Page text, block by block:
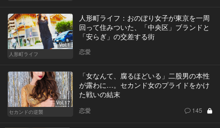
Vol.1
人形町ライフ
人形町ライフ：おのぼり女子が東京を一周
回って住みついた、「中央区」ブランドと
「安らぎ」の交差する街
恋愛
Vol.17
セカンドの逆襲
「女なんて、腐るほどいる」二股男の本性
が露わに…。セカンド女のプライドをかけ
た戦いの結末
恋愛 145